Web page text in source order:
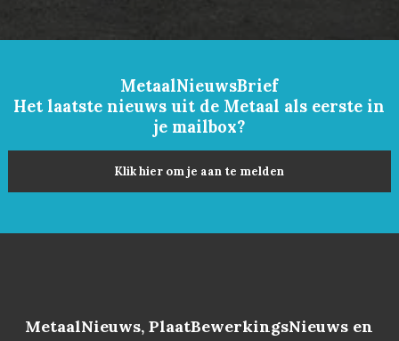
MetaalNieuwsBrief
Het laatste nieuws uit de Metaal als eerste in
je mailbox?
Klik hier om je aan te melden
MetaalNieuws, PlaatBewerkingsNieuws en